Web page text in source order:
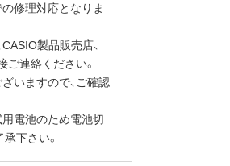
修理対応となりま
製品販売店、
連絡ください。
いますので、ご確認
電池のため電池切
下さい。